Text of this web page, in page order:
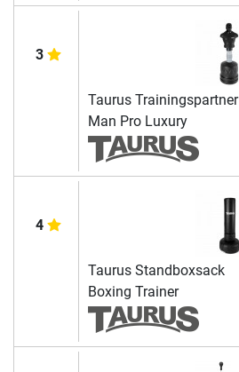
3
Taurus Trainingspartner
Man Pro Luxury
4
Taurus Standboxsack
Boxing Trainer